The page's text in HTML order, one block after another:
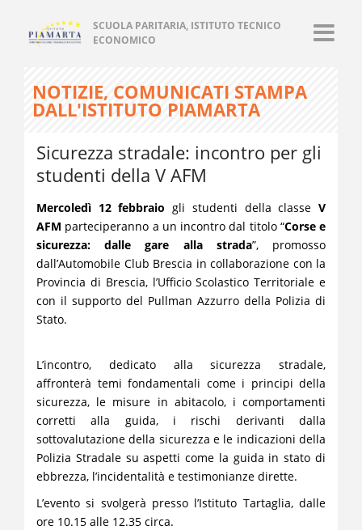
SCUOLA PARITARIA, ISTITUTO TECNICO
ECONOMICO
NOTIZIE, COMUNICATI STAMPA
DALL'ISTITUTO PIAMARTA
Sicurezza stradale: incontro per gli
studenti della V AFM
Mercoledì 12 febbraio gli studenti della classeV
AFM parteciperanno a un incontro dal titolo “Corse e
sicurezza: dalle gare alla strada”, promosso
dall’Automobile Club Brescia in collaborazione con la
Provincia di Brescia, l’Ufficio Scolastico Territoriale e
con il supporto del Pullman Azzurro della Polizia di
Stato.
L’incontro, dedicato alla sicurezza stradale,
affronterà temi fondamentali come i principi della
sicurezza, le misure in abitacolo, i comportamenti
corretti alla guida, i rischi derivanti dalla
sottovalutazione della sicurezza e le indicazioni della
Polizia Stradale su aspetti come la guida in stato di
ebbrezza, l’incidentalità e testimonianze dirette.
L’evento si svolgerà presso l’Istituto Tartaglia, dalle
ore 10.15 alle 12.35 circa.